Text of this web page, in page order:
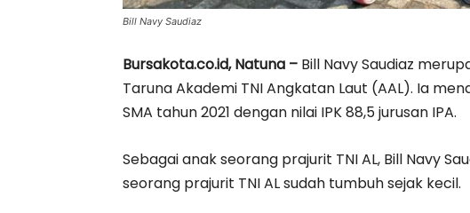
Bill Navy Saudiaz
Bursakota.co.id, Natuna – Bill Navy Saudiaz
Taruna Akademi TNI Angkatan Laut (AAL). Ia
SMA tahun 2021 dengan nilai IPK 88,5 jurusan IPA.
Sebagai anak seorang prajurit TNI AL, Bill Navy
seorang prajurit TNI AL sudah tumbuh sejak kecil.